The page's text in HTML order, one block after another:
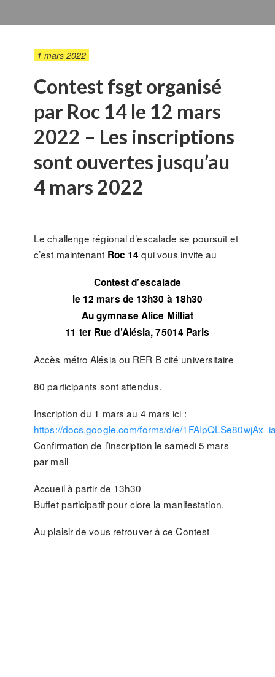
1 mars 2022
Contest fsgt organisé
par Roc 14 le 12 mars
2022 – Les inscriptions
sont ouvertes jusqu’au
4 mars 2022
Le challenge régional d’escalade se poursuit et
c’est maintenant Roc 14 qui vous invite au
Contest d’escalade
le 12 mars de 13h30 à 18h30
Au gymnase Alice Milliat
11 ter Rue d’Alésia, 75014 Paris
Accès métro Alésia ou RER B cité universitaire
80 participants sont attendus.
Inscription du 1 mars au 4 mars ici :
https://docs.google.com/forms/d/e/
Confirmation de l’inscription le samedi 5 mars
par mail
Accueil à partir de 13h30
Buffet participatif pour clore la manifestation.
Au plaisir de vous retrouver à ce Contest